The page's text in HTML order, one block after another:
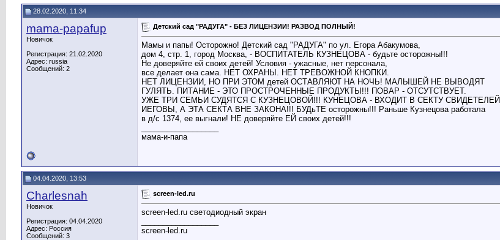
28.02.2020, 11:34
mama-papafup
Новичок
Регистрация: 21.02.2020
Адрес: russia
Сообщений: 2
Детский сад "РАДУГА" - БЕЗ ЛИЦЕНЗИИ! РАЗВОД ПОЛНЫЙ!
Мамы и папы! Осторожно! Детский сад "РАДУГА" по ул. Егора Абакумова,
дом 4, стр. 1, город Москва, - ВОСПИТАТЕЛЬ КУЗНЕЦОВА - будьте осторожны!!!
Не доверяйте ей своих детей! Условия - ужасные, нет персонала,
все делает она сама. НЕТ ОХРАНЫ. НЕТ ТРЕВОЖНОЙ КНОПКИ.
НЕТ ЛИЦЕНЗИИ, НО ПРИ ЭТОМ детей ОСТАВЛЯЮТ НА НОЧЬ! МАЛЫШЕЙ НЕ ВЫВОДЯТ
ГУЛЯТЬ. ПИТАНИЕ - ЭТО ПРОСТРОЧЕННЫЕ ПРОДУКТЫ!!! ПОВАР - ОТСУТСТВУЕТ.
УЖЕ ТРИ СЕМЬИ СУДЯТСЯ С КУЗНЕЦОВОЙ!!! КУНЕЦОВА - ВХОДИТ В СЕКТУ СВИДЕТЕЛЕЙ
ИЕГОВЫ, А ЭТА СЕКТА ВНЕ ЗАКОНА!!! БУДьТЕ осторожны!!! Раньше Кузнецова работала
в д/с 1374, ее выгнали! НЕ доверяйте ЕЙ своих детей!!!
мама-и-папа
04.04.2020, 13:53
Charlesnah
Новичок
Регистрация: 04.04.2020
Адрес: Россия
Сообщений: 3
screen-led.ru
screen-led.ru светодиодный экран
screen-led.ru